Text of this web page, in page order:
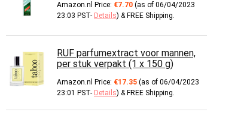
Amazon.nl Price: €7.70 (as of 06/04/2023
23:03 PST- Details) & FREE Shipping.
RUF parfumextract voor mannen,
per stuk verpakt (1 x 150 g)
Amazon.nl Price: €17.35 (as of 06/04/2023
23:01 PST- Details) & FREE Shipping.